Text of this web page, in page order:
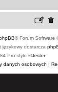
® Forum Software
językowy dostarcza
Pro style ©Jester
danych osobowych |